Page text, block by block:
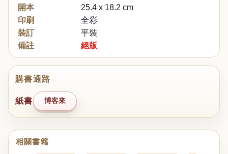
開本
25.4 x 18.2 cm
印刷
全彩
裝訂
平裝
備註
絕版
購書通路
紙書 博客來
相關書籍